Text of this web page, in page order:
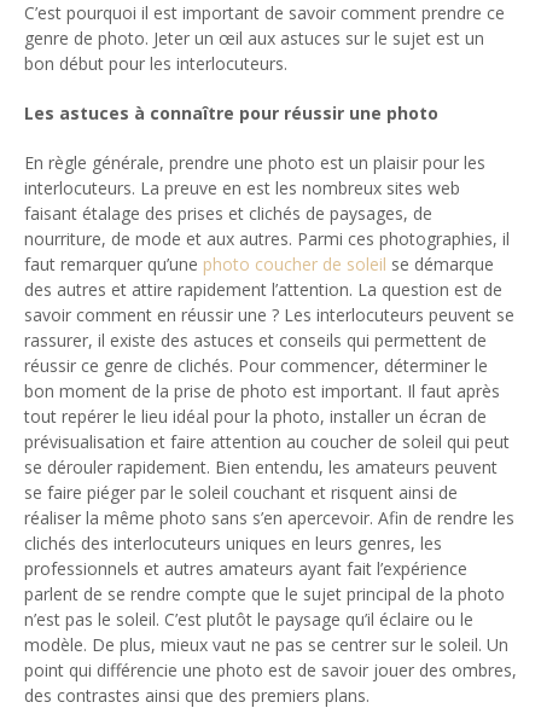
C’est pourquoi il est important de savoir comment prendre ce
genre de photo. Jeter un œil aux astuces sur le sujet est un
bon début pour les interlocuteurs.
Les astuces à connaître pour réussir une photo
En règle générale, prendre une photo est un plaisir pour les
interlocuteurs. La preuve en est les nombreux sites web
faisant étalage des prises et clichés de paysages, de
nourriture, de mode et aux autres. Parmi ces photographies, il
faut remarquer qu’une photo coucher de soleil se démarque
des autres et attire rapidement l’attention. La question est de
savoir comment en réussir une ? Les interlocuteurs peuvent se
rassurer, il existe des astuces et conseils qui permettent de
réussir ce genre de clichés. Pour commencer, déterminer le
bon moment de la prise de photo est important. Il faut après
tout repérer le lieu idéal pour la photo, installer un écran de
prévisualisation et faire attention au coucher de soleil qui peut
se dérouler rapidement. Bien entendu, les amateurs peuvent
se faire piéger par le soleil couchant et risquent ainsi de
réaliser la même photo sans s’en apercevoir. Afin de rendre les
clichés des interlocuteurs uniques en leurs genres, les
professionnels et autres amateurs ayant fait l’expérience
parlent de se rendre compte que le sujet principal de la photo
n’est pas le soleil. C’est plutôt le paysage qu’il éclaire ou le
modèle. De plus, mieux vaut ne pas se centrer sur le soleil. Un
point qui différencie une photo est de savoir jouer des ombres,
des contrastes ainsi que des premiers plans.